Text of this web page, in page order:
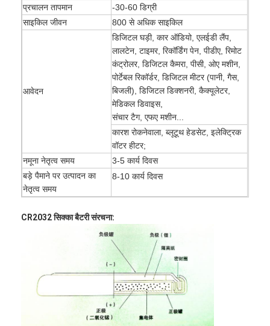
उत्पादों
प्रचालन तापमान
-30-60 डिग्री
साइकिल जीवन
800 से अधिक साइकिल
आवेदन
डिजिटल घड़ी, कार ऑडियो, एलईडी लैंप,
लालटेन, टाइमर, रिकॉर्डिंग पेन, पीडीए, रिमोट
कंट्रोलर, डिजिटल कैमरा, पीसी, ओए मशीन,
पोर्टेबल रिकॉर्डर, डिजिटल मीटर (पानी, गैस,
बिजली), डिजिटल डिक्शनरी, कैक्यूलेटर,
मेडिकल डिवाइस,
संचार टैग, एफए मशीन...
कारश रोकनेवाला, ब्लूटूथ हेडसेट, इलेक्ट्रिक
वॉटर हीटर;
नमूना नेतृत्व समय
3-5 कार्य दिवस
बड़े पैमाने पर उत्पादन का
नेतृत्व समय
8-10 कार्य दिवस
CR2032 सिक्का बैटरी संरचना: